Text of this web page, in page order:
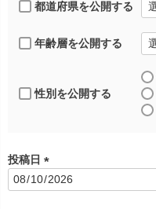
都道府県を公開する
年齢層を公開する
性別を公開する
投稿日
(